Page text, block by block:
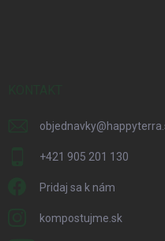
objednavky@
+421 905 201 130
Pridaj sa k nám
kompostujme.sk